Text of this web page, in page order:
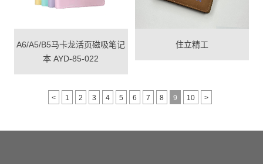
A6/A5/B5马卡龙活页磁吸笔记
本 AYD-85-022
住立精工
< 1 2 3 4 5 6 7 8 9 10 >